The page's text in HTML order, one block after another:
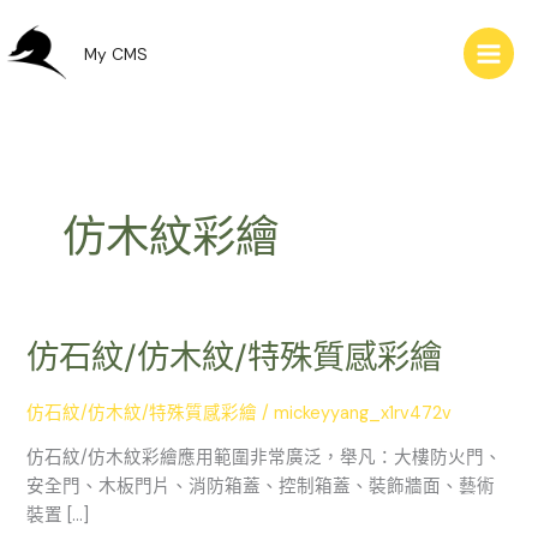
至
主
My CMS
仿木紋彩繪
仿石紋/仿木紋/特殊質感彩繪
仿石紋/仿木紋/特殊質感彩繪 /mickeyyang_x1rv472v
仿石紋/仿木紋彩繪應用範圍非常廣泛，舉凡：大樓防火門、
安全門、木板門片、消防箱蓋、控制箱蓋、裝飾牆面、藝術
裝置 […]
仿
石
紋/
木
紋/
特